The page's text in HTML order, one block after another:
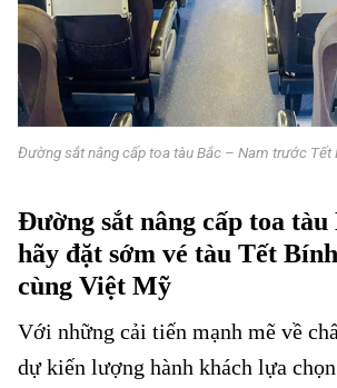
Đường sắt nâng cấp toa tàu Bắc – Nam trước Tết
Đường sắt nâng cấp toa tàu
hãy đặt sớm vé tàu Tết
cùng Việt Mỹ
Với những cải tiến mạnh mẽ về
dự kiến lượng hành khách lựa